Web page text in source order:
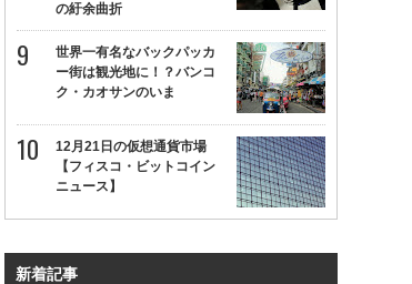
の紆余曲折
世界一有名なバックパッカ
ー街は観光地に！？バンコ
ク・カオサンのいま
12月21日の仮想通貨市場
【フィスコ・ビットコイン
ニュース】
新着記事